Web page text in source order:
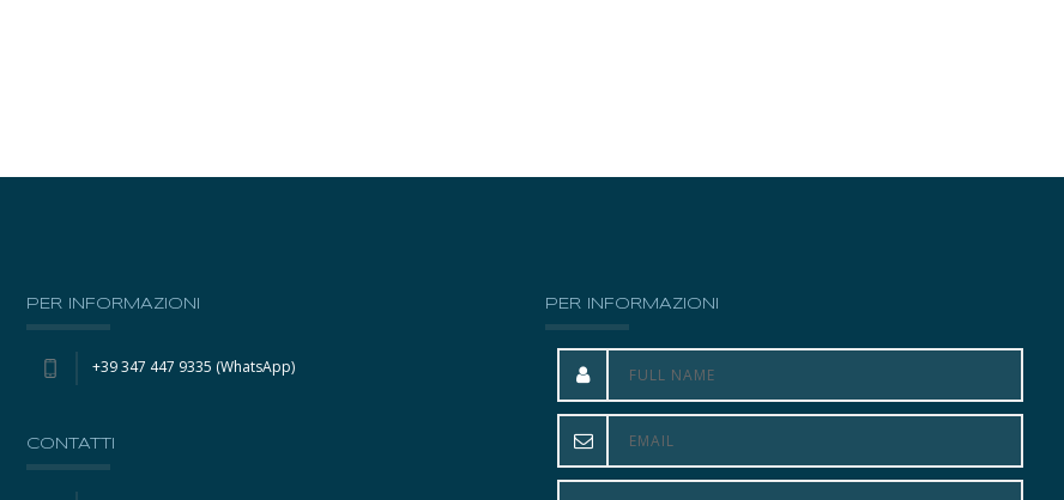
PER INFORMAZIONI
+39 347 447 9335 (WhatsApp)
CONTATTI
PER INFORMAZIONI
La mia vita è cambiata. Ho capito quanto sia
importante la salute del corpo per quella dello spirito.
Ho appreso la riflessologia e ho compreso che siamo
intervenire radicalmente sulle cause. Ho capito